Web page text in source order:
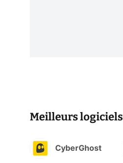
Meilleurs logiciels
CyberGhost